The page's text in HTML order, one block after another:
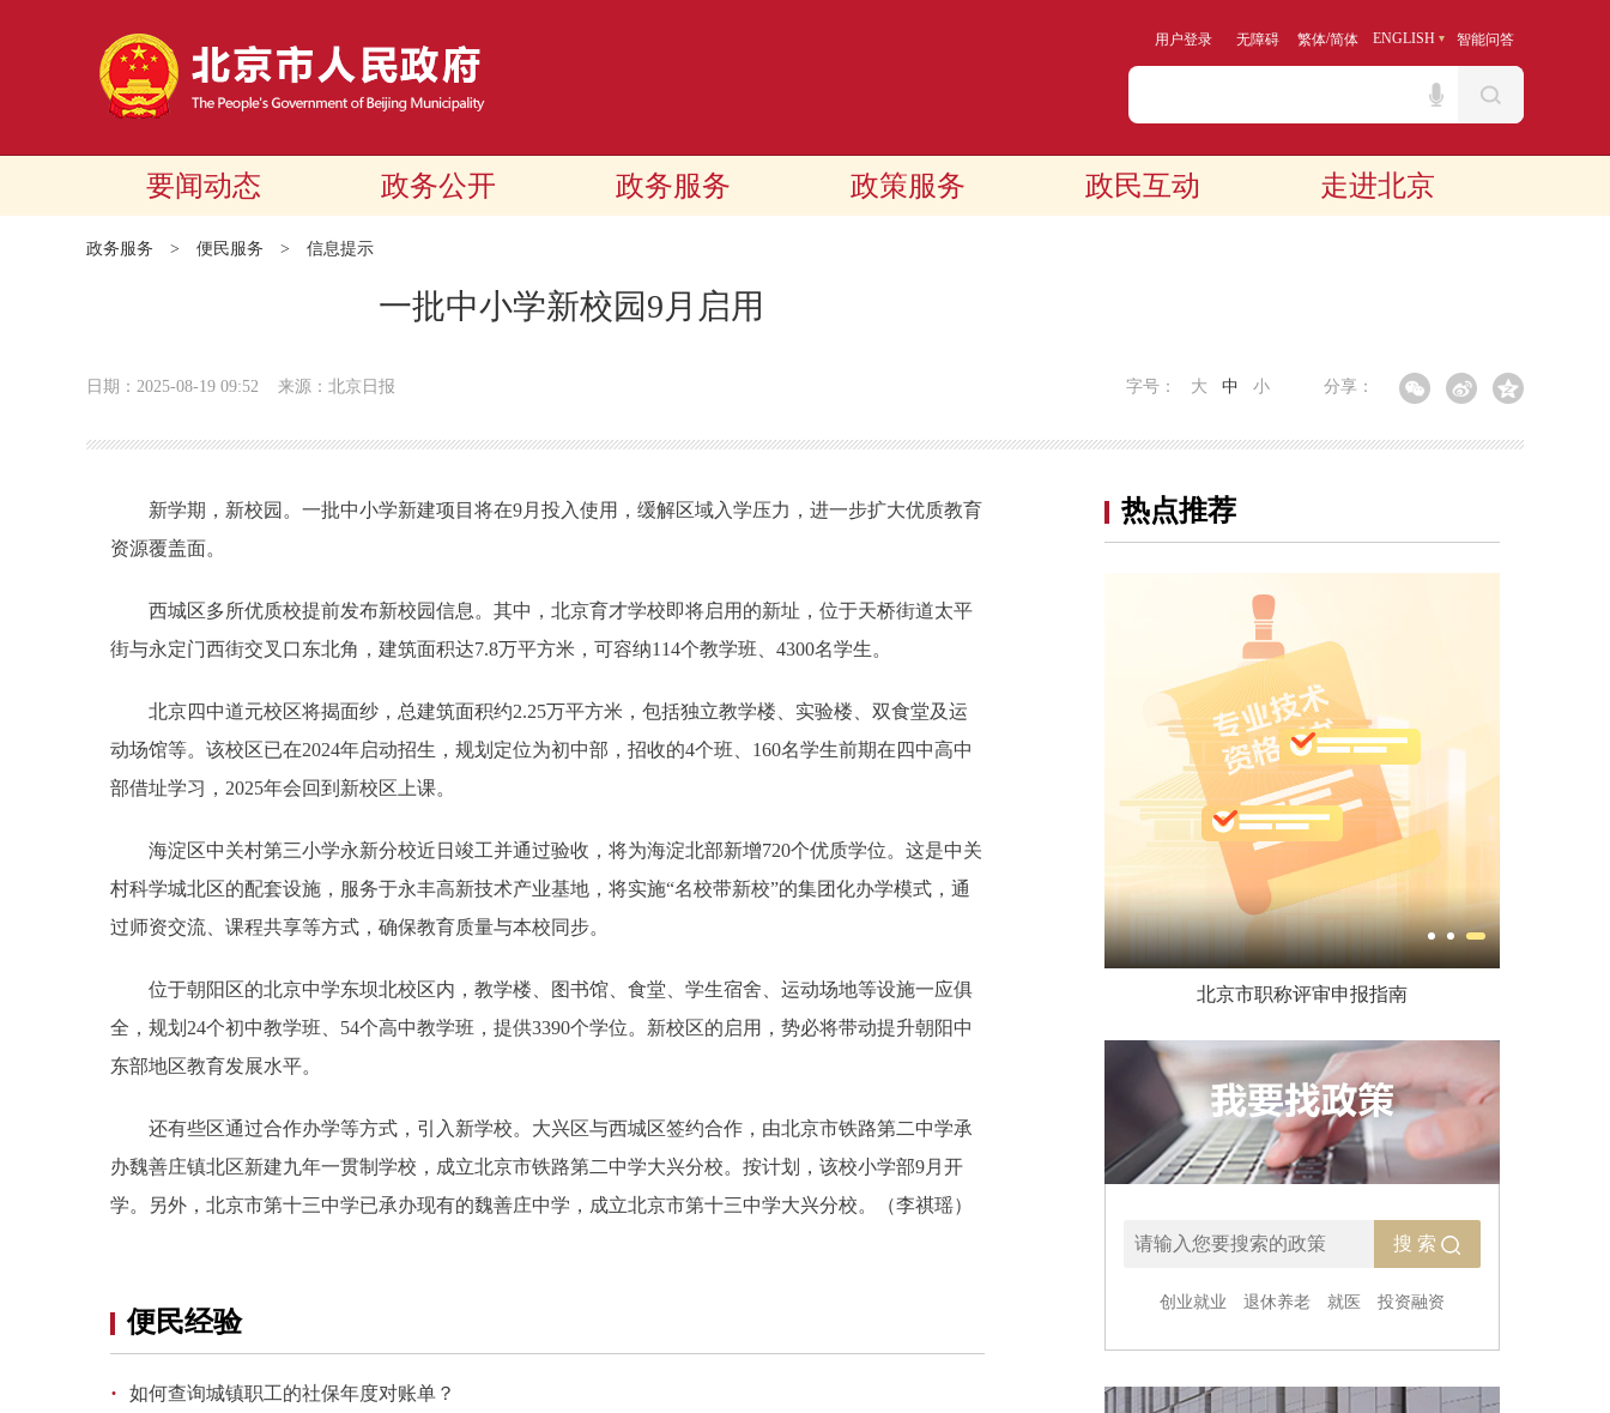
用户登录 无障碍 繁体/简体 ENGLISH 智能问答
要闻动态 政务公开 政务服务 政策服务 政民互动 走进北京
政务服务 > 便民服务 > 信息提示
一批中小学新校园9月启用
日期：2025-08-19 09:52 来源：北京日报 分享：
字号： 大 中 小
新学期，新校园。一批中小学新建项目将在9月投入使用，缓解区域入学压力，进一步扩大优质教育
资源覆盖面。
西城区多所优质校提前发布新校园信息。其中，北京育才学校即将启用的新址，位于天桥街道太平
街与永定门西街交叉口东北角，建筑面积达7.8万平方米，可容纳114个教学班、4300名学生。
北京四中道元校区将揭面纱，总建筑面积约2.25万平方米，包括独立教学楼、实验楼、双食堂及运
动场馆等。该校区已在2024年启动招生，规划定位为初中部，招收的4个班、160名学生前期在四中高中
部借址学习，2025年会回到新校区上课。
海淀区中关村第三小学永新分校近日竣工并通过验收，将为海淀北部新增720个优质学位。这是中关
村科学城北区的配套设施，服务于永丰高新技术产业基地，将实施“名校带新校”的集团化办学模式，通
过师资交流、课程共享等方式，确保教育质量与本校同步。
位于朝阳区的北京中学东坝北校区内，教学楼、图书馆、食堂、学生宿舍、运动场地等设施一应俱
全，规划24个初中教学班、54个高中教学班，提供3390个学位。新校区的启用，势必将带动提升朝阳中
东部地区教育发展水平。
还有些区通过合作办学等方式，引入新学校。大兴区与西城区签约合作，由北京市铁路第二中学承
办魏善庄镇北区新建九年一贯制学校，成立北京市铁路第二中学大兴分校。按计划，该校小学部9月开
学。另外，北京市第十三中学已承办现有的魏善庄中学，成立北京市第十三中学大兴分校。（李祺瑶）
便民经验
· 如何查询城镇职工的社保年度对账单？
热点推荐